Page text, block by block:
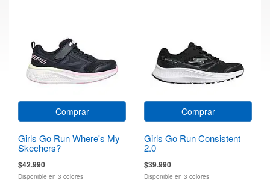
Comprar
Girls Go Run Where's My
Skechers?
$42.990
Disponible en 3 colores
Comprar
Girls Go Run Consistent
2.0
$39.990
Disponible en 3 colores